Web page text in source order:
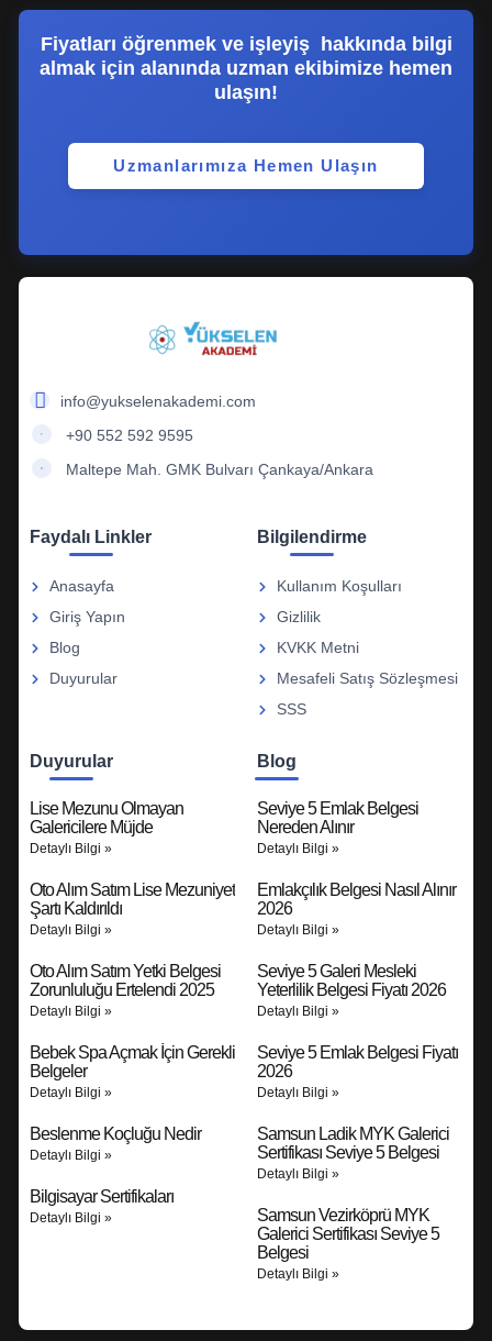
Fiyatları öğrenmek ve işleyiş hakkında bilgi
almak için alanında uzman ekibimize hemen
ulaşın!
Uzmanlarımıza Hemen Ulaşın​
info@yukselenakademi.com
+90 552 592 9595
Maltepe Mah. GMK Bulvarı Çankaya/Ankara
Faydalı Linkler
Anasayfa
Giriş Yapın
Blog
Duyurular
Bilgilendirme
Kullanım Koşulları
Gizlilik
KVKK Metni
Mesafeli Satış Sözleşmesi
SSS
Duyurular
Lise Mezunu Olmayan
Galericilere Müjde
Detaylı Bilgi »
Oto Alım Satım Lise Mezuniyet
Şartı Kaldırıldı
Detaylı Bilgi »
Oto Alım Satım Yetki Belgesi
Zorunluluğu Ertelendi 2025
Detaylı Bilgi »
Bebek Spa Açmak İçin Gerekli
Belgeler
Detaylı Bilgi »
Beslenme Koçluğu Nedir
Detaylı Bilgi »
Bilgisayar Sertifikaları
Detaylı Bilgi »
Blog
Seviye 5 Emlak Belgesi
Nereden Alınır
Detaylı Bilgi »
Emlakçılık Belgesi Nasıl Alınır
2026
Detaylı Bilgi »
Seviye 5 Galeri Mesleki
Yeterlilik Belgesi Fiyatı 2026
Detaylı Bilgi »
Seviye 5 Emlak Belgesi Fiyatı
2026
Detaylı Bilgi »
Samsun Ladik MYK Galerici
Sertifikası Seviye 5 Belgesi
Detaylı Bilgi »
Samsun Vezirköprü MYK
Galerici Sertifikası Seviye 5
Belgesi
Detaylı Bilgi »